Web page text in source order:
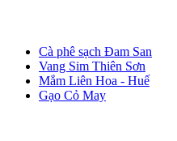
Cà phê sạch Đam San
Vang Sim Thiên Sơn
Mắm Liên Hoa - Huế
Gạo Cỏ May